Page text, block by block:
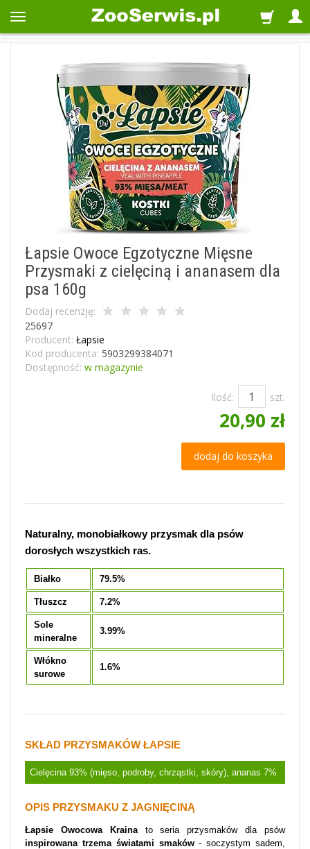
Łapsie Owoce Egzotyczne Mięsne
Przysmaki z cielęciną i ananasem dla
psa 160g
Dodaj recenzję:
25697
Producent: Łapsie
Kod producenta: 5903299384071
Dostępność: w magazynie
Ilość: szt.
20,90 zł
dodaj do koszyka
Naturalny, monobiałkowy przysmak dla psów
dorosłych wszystkich ras.
Białko 79.5%
Tłuszcz 7.2%
Sole
mineralne
3.99%
Włókno
surowe
1.6%
SKŁAD PRZYSMAKÓW ŁAPSIE
Cielęcina 93% (mięso, podroby, chrząstki, skóry), ananas 7%
OPIS PRZYSMAKU Z JAGNIĘCINĄ
Łapsie Owocowa Krainato seria przysmaków dla psów
inspirowana trzema światami smaków- soczystym sadem,